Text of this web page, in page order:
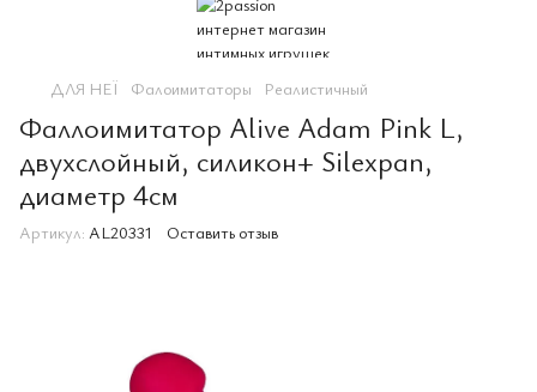
ДЛЯ НЕЇ Фалоимитаторы Реалистичный
Фаллоимитатор Alive Adam Pink L,
двухслойный, силикон+ Silexpan,
диаметр 4см
Артикул: AL20331 Оставить отзыв